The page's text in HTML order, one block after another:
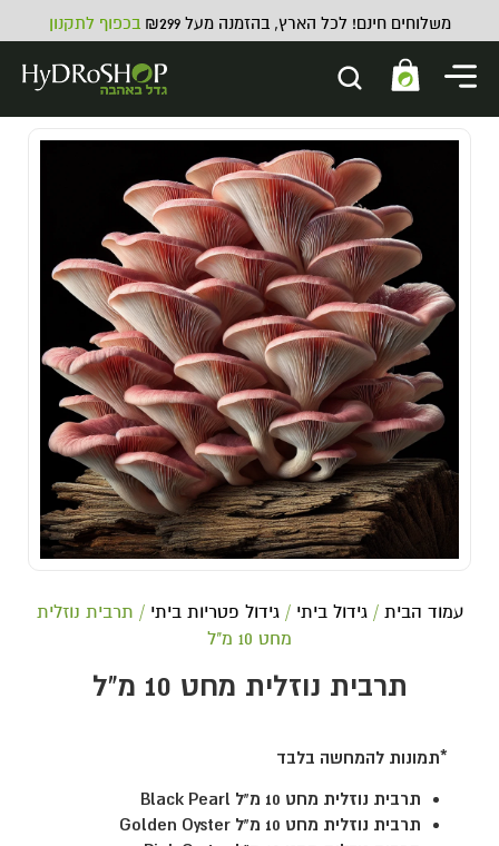
משלוחים חינם! לכל הארץ, בהזמנה מעל ₪299 בכפוף לתקנון
עמוד הבית /גידול ביתי /גידול פטריות ביתי / תרבית נוזלית
מחט 10 מ"ל
תרבית נוזלית מחט 10 מ"ל
*תמונות להמחשה בלבד
תרבית נוזלית מחט 10 מ"ל
Black Pearl
תרבית נוזלית מחט 10 מ"ל
Golden Oyster
Advanced Nutrients Cultivator
Series 10 KG
₪699.00
+
ADD